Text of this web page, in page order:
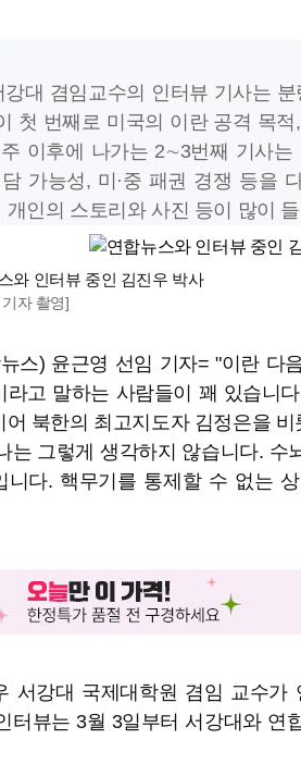
강대 겸임교수의 인터뷰 기사는
첫 번째로 미국의 이란 공격 목
이후에 나가는 2∼3번째 기사
가능성, 미·중 패권 경쟁 등을
개인의 스토리와 사진 등이 많이
와 인터뷰 중인 김진우 박사
자 촬영]
스) 윤근영 선임 기자= "이란 다
라고 말하는 사람들이 꽤 있습니
어 북한의 최고지도자 김정은을
는 그렇게 생각하지 않습니다. 수
니다. 핵무기를 통제할 수 없는
서강대 국제대학원 겸임 교수가
터뷰는 3월 3일부터 서강대와 연